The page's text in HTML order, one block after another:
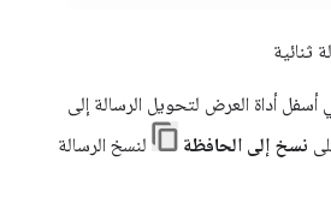
أسفل أداة العرض لتحويل الرسالة إلى
نسخ إلى الحافظة
لنسخ الرسالة